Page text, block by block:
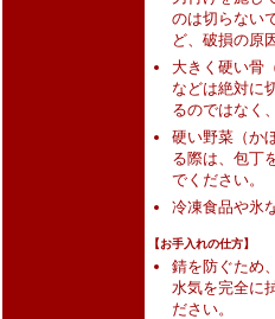
のは切らない
ど、破損の原
大きく硬い骨
などは絶対に
るのではなく
硬い野菜（か
る際は、包丁
でください。
冷凍食品や氷
【お手入れの仕方】
錆を防ぐため
水気を完全に
ださい。